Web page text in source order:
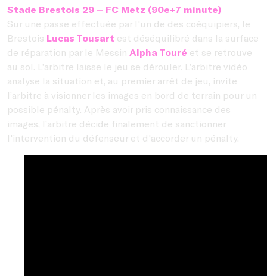
Stade Brestois 29 – FC Metz (90e+7 minute)
Sur une passe effectuée par l'un de des coéquipiers, le
Brestois Lucas Tousart est déséquilibré dans la surface
de réparation par le Messin Alpha Touré et se retrouve
au sol. L’arbitre laisse le jeu se dérouler. L’arbitre vidéo
analyse la situation et, au premier arrêt de jeu, invite
l’arbitre à visionner les images en bord de terrain pour un
possible pénalty. Après avoir pris connaissance des
images, l’arbitre décide finalement de sanctionner
l'intervention du défenseur et d'accorder un pénalty.